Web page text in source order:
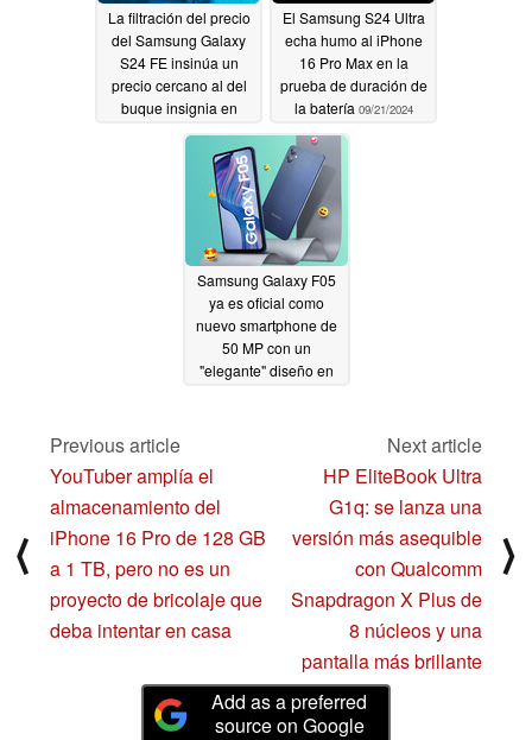
La filtración del precio
del Samsung Galaxy
S24 FE insinúa un
precio cercano al del
buque insignia en
09/23/2024
El Samsung S24 Ultra
echa humo al iPhone
16 Pro Max en la
prueba de duración de
la batería 09/21/2024
Samsung Galaxy F05
ya es oficial como
nuevo smartphone de
50 MP con un
"elegante" diseño en
⟨
Previous article
YouTuber amplía el
almacenamiento del
iPhone 16 Pro de 128 GB
a 1 TB, pero no es un
proyecto de bricolaje que
deba intentar en casa
Next article
HP EliteBook Ultra
G1q: se lanza una
versión más asequible
con Qualcomm
Snapdragon X Plus de
8 núcleos y una
pantalla más brillante
⟩
Add as a preferred
source on Google